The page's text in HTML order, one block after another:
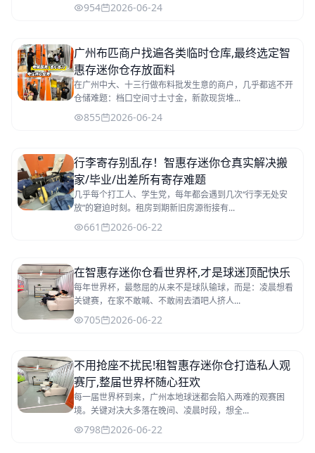
954 2026-06-24
广州布匹商户找遍各类临时仓库,最终选定智
惠存迷你仓存放面料
在广州中大、十三行做布料批发生意的商户，几乎都逃不开
仓储难题：档口空间寸土寸金，新款现货堆...
855 2026-06-24
行李寄存别乱存！智惠存迷你仓真实解决搬
家/毕业/出差所有寄存难题
几乎每个打工人、学生党，每年都会遇到几次“行李无处安
放”的窘迫时刻。租房到期新旧房源衔接有...
661 2026-06-22
在智惠存迷你仓看世界杯,才是球迷顶配快乐
每年世界杯，最憋屈的从来不是球队输球，而是：凌晨想看
关键赛，在家不敢喊、不敢闹去酒吧人挤人...
705 2026-06-22
不用抢座不扰民!租智惠存迷你仓打造私人观
赛厅,整届世界杯随心狂欢
每一届世界杯到来，广州本地球迷都会陷入两难的观赛困
境。关键对决大多落在晚间、凌晨时段，想全...
798 2026-06-22